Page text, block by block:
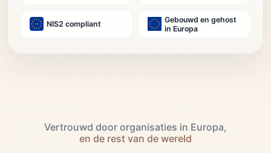
NIS2 compliant
Gebouwd en gehost
in Europa
Vertrouwd door organisaties in Europa,
en de rest van de wereld